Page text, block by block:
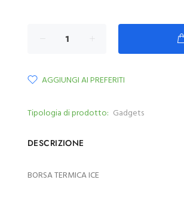
AGGIUNGI AI PREFERITI
Tipologia di prodotto: Gadgets
DESCRIZIONE
BORSA TERMICA ICE